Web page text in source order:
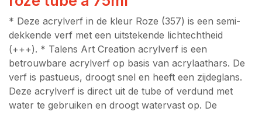
* Deze acrylverf in de kleur Roze (357) is een semi-
dekkende verf met een uitstekende lichtechtheid
(+++). * Talens Art Creation acrylverf is een
betrouwbare acrylverf op basis van acrylaathars. De
verf is pastueus, droogt snel en heeft een zijdeglans.
Deze acrylverf is direct uit de tube of verdund met
water te gebruiken en droogt watervast op. De